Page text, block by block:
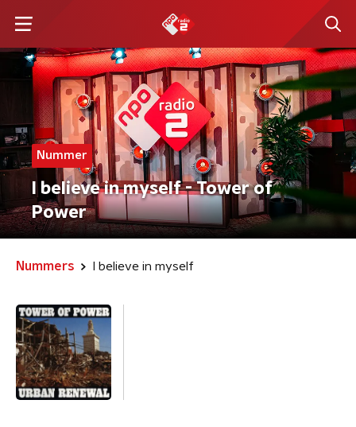
Nummer
I believe in myself - Tower of
Power
Nummers I believe in myself